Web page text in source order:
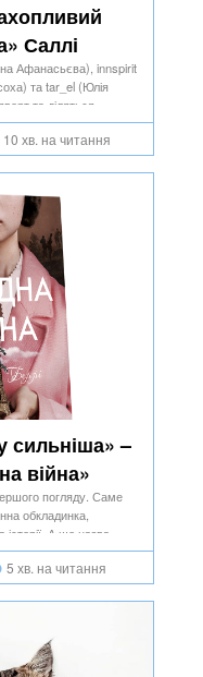
Саллі
Афанасьєва), innspirit
та tar_el (Юлія
та діляться
10 хв. на читання
сильніша» –
війна»
погляду. Саме
обкладинка,
А ще назва –
5 хв. на читання